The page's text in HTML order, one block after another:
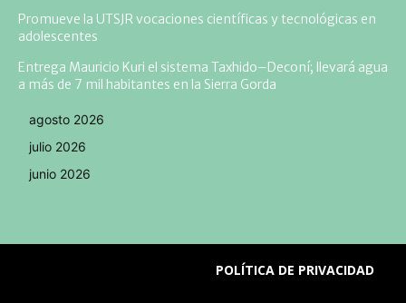
Promueve la UTSJR vocaciones científicas y tecnológicas en
adolescentes
Entrega Mauricio Kuri el sistema Taxhido–Deconí; llevará agua
a más de 7 mil habitantes en la Sierra Gorda
agosto 2026
julio 2026
junio 2026
POLÍTICA DE PRIVACIDAD